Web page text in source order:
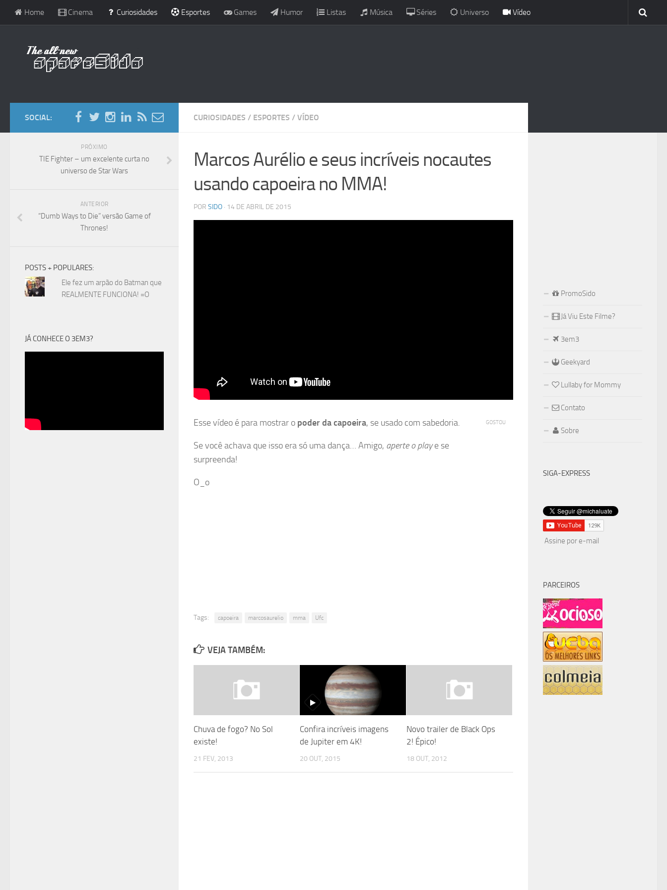
Home Cinema Curiosidades Esportes Games Humor Listas Música Séries Universo Vídeo
CURIOSIDADES / ESPORTES / VÍDEO
Marcos Aurélio e seus incríveis nocautes
usando capoeira no MMA!
POR SIDO · 14 DE ABRIL DE 2015
Esse vídeo é para mostrar o poder da capoeira, se usado com sabedoria.
Se você achava que isso era só uma dança… Amigo, aperte o playe se
surpreenda!
O_o
GOSTOU
Tags: capoeira marcosaurelio mma Ufc
VEJA TAMBÉM:
Chuva de fogo? No Sol
existe!
21 FEV, 2013
Confira incríveis imagens
de Jupiter em 4K!
20 OUT, 2015
Novo trailer de Black Ops
2! Épico!
18 OUT, 2012
SOCIAL:
PRÓXIMO
TIE Fighter – um excelente curta no
universo de Star Wars
ANTERIOR
“Dumb Ways to Die” versão Game of
Thrones!
POSTS + POPULARES:
Ele fez um arpão do Batman que
REALMENTE FUNCIONA! =O
JÁ CONHECE O 3EM3?
PromoSido
Já Viu Este Filme?
3em3
Geekyard
Lullaby for Mommy
Contato
Sobre
SIGA-EXPRESS
Assine por e-mail
PARCEIROS